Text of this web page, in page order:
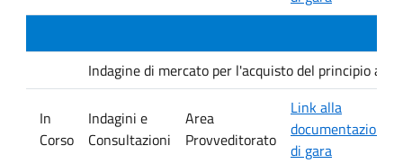
Indagine di mercato per l'acquisto del principio
In
Corso
Indagini e
Consultazioni
Area
Provveditorato
Link alla
documentazione
di gara